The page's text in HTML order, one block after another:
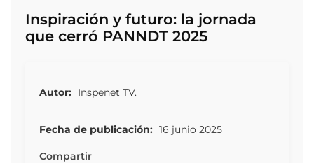
Inspiración y futuro: la jornada
que cerró PANNDT 2025
Autor: Inspenet TV.
Fecha de publicación: 16 junio 2025
Compartir